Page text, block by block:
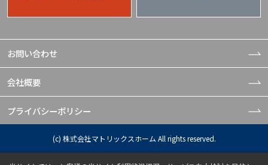
お問い合わせ
会社概要
プライバシーポリシー
(c) 株式会社マトリックスホーム All rights reserved.